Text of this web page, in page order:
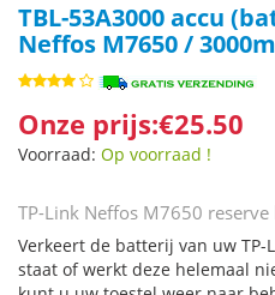
TBL-53A3000 accu
Neffos M7650 /
Onze prijs:€25.50
Voorraad: Op voorraad !
TP-Link Neffos M7650
Verkeert de batterij van uw
staat of werkt deze helemaal